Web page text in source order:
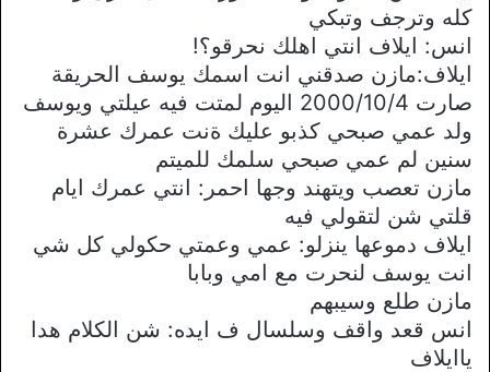
كله وترجف وتبكي
انس: ايلاف انتي اهلك نحرقو؟!
ايلاف:مازن صدقني انت اسمك يوسف الحريقة
صارت 2000/10/4 اليوم لمتت فيه عيلتي ويوسف
ولد عمي صبحي كذبو عليك ةنت عمرك عشرة
سنين لم عمي صبحي سلمك للميتم
مازن تعصب ويتهند وجها احمر: انتي عمرك ايام
قلتي شن لتقولي فيه
ايلاف دموعها ينزلو: عمي وعمتي حكولي كل شي
انت يوسف لنحرت مع امي وبابا
مازن طلع وسيبهم
انس قعد واقف وسلسال ف ايده: شن الكلام هدا
ياايلاف